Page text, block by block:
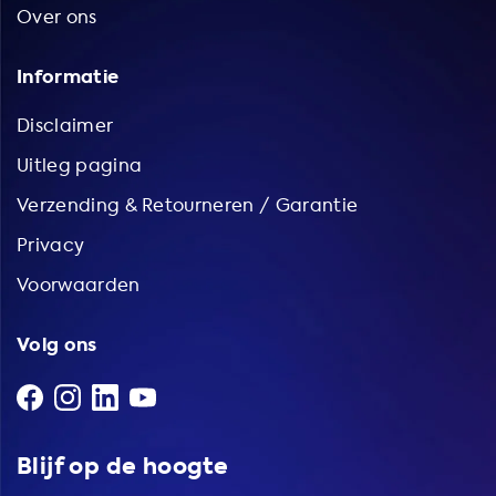
dat u altijd voorbereid bent op veranderingen in de
uw adapter en ervaar het gemak van het opladen van uw
Over ons
Informatie
Disclaimer
Uitleg pagina
Verzending & Retourneren / Garantie
Privacy
Voorwaarden
Volg ons
Blijf op de hoogte